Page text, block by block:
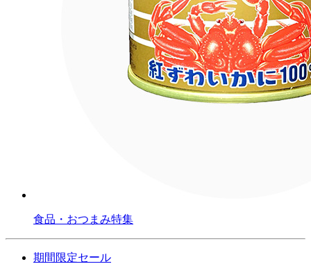
食品・おつまみ特集
期間限定セール